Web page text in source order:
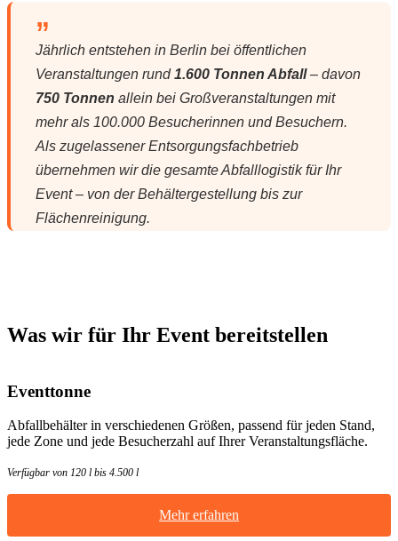
„
Jährlich entstehen in Berlin bei öffentlichen
Veranstaltungen rund1.600 Tonnen Abfall– davon
750 Tonnen allein bei Großveranstaltungen mit
mehr als 100.000 Besucherinnen und Besuchern.
Als zugelassener Entsorgungsfachbetrieb
übernehmen wir die gesamte Abfalllogistik für Ihr
Event – von der Behältergestellung bis zur
Flächenreinigung.
Was wir für Ihr Event bereitstellen
Eventtonne
Abfallbehälter in verschiedenen Größen, passend für jeden Stand,
jede Zone und jede Besucherzahl auf Ihrer Veranstaltungsfläche.
Verfügbar von 120 l bis 4.500 l
Mehr erfahren